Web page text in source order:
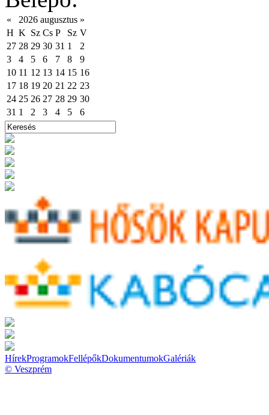
« 2026 augusztus »
H K Sz Cs P Sz V
27 28 29 30 31 1
2
3
4 5 6 7 8
9
10 11 12 13 14 15 16
17 18 19 20 21 22 23
24 25 26 27 28 29 30
31 1 2 3 4 5 6
HírekProgramokFellépőkDokumentumokGalériák
© Veszprém